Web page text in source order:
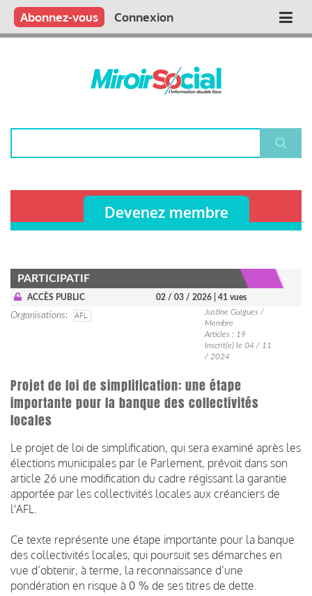
Aller
contenu
Main
Qui sommes nous ?
Vous publiez
Nous publions
Contactez-nous
Abonnez-vous Connexion
Devenez membre
PARTICIPATIF
ACCÈS PUBLIC 02 / 03 / 2026 | 41 vues
Organisations AFL
Justine Guigues /
Membre
Articles : 19
Inscrit(e) le 04 / 11
/ 2024
Projet de loi de simplification: une étape
importante pour la banque des collectivités
locales
Le projet de loi de simplification, qui sera examiné après les
élections municipales par le Parlement, prévoit dans son
article 26 une modification du cadre régissant la garantie
apportée par les collectivités locales aux créanciers de
l'AFL.
Ce texte représente une étape importante pour la banque
des collectivités locales, qui poursuit ses démarches en
vue d’obtenir, à terme, la reconnaissance d’une
pondération en risque à 0 % de ses titres de dette.